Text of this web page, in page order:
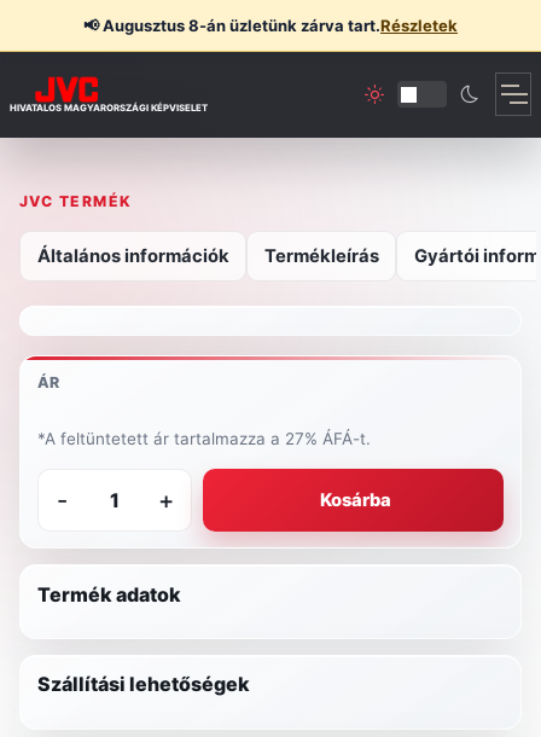
📢Augusztus 8-án üzletünk zárva tart.Részletek
HIVATALOS MAGYARORSZÁGI KÉPVISELET
JVC TERMÉK
Általános információk Termékleírás Gyártói
ÁR
*A feltüntetett ár tartalmazza a 27% ÁFÁ-t.
- + Kosárba
Termék adatok
Szállítási lehetőségek